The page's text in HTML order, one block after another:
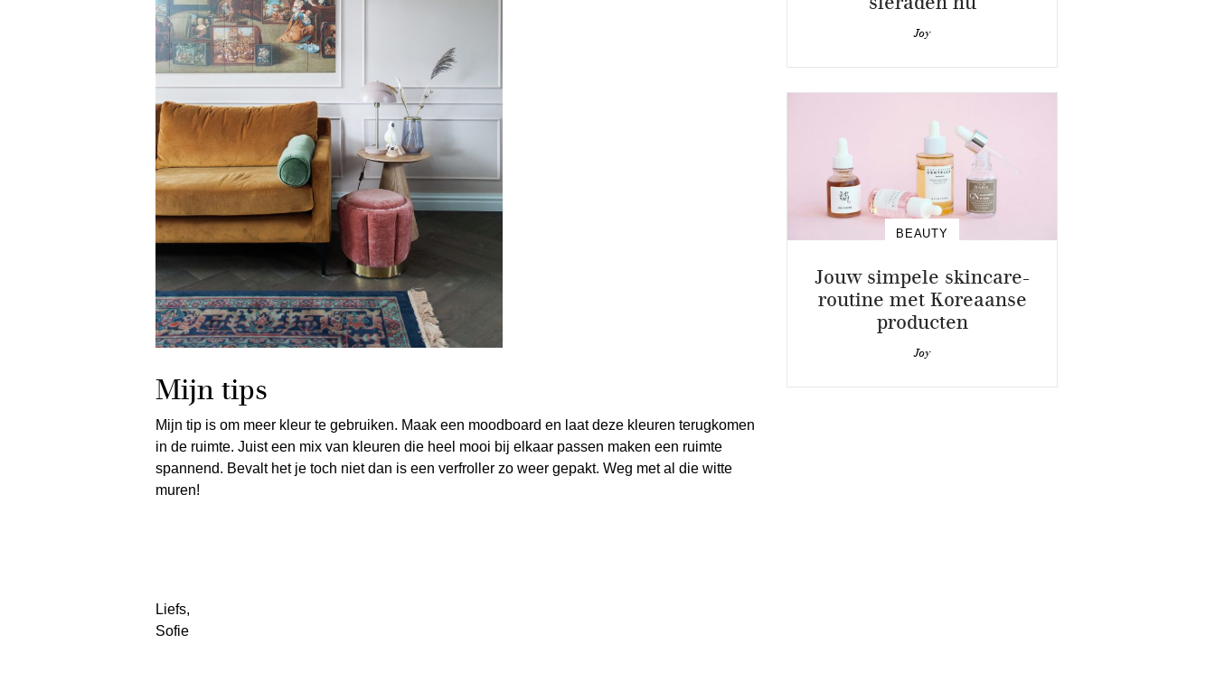
Mijn tips
Mijn tip is om meer kleur te gebruiken. Maak een moodboard en laat deze kleuren terugkomen
in de ruimte. Juist een mix van kleuren die heel mooi bij elkaar passen maken een ruimte
spannend. Bevalt het je toch niet dan is een verfroller zo weer gepakt. Weg met al die witte
muren!
Liefs,
Sofie
Joy
BEAUTY
Jouw simpele skincare-
routine met Koreaanse
producten
Joy